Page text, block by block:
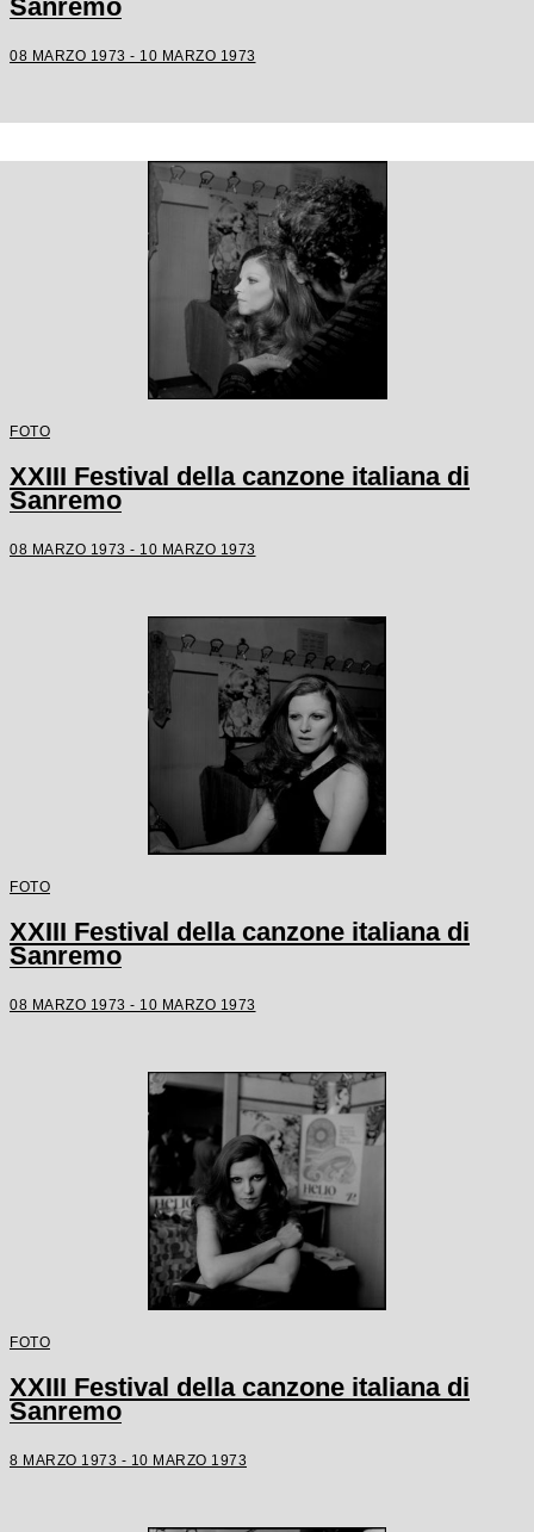
Sanremo
08 MARZO 1973 - 10 MARZO 1973
FOTO
XXIII Festival della canzone italiana di
Sanremo
08 MARZO 1973 - 10 MARZO 1973
FOTO
XXIII Festival della canzone italiana di
Sanremo
08 MARZO 1973 - 10 MARZO 1973
FOTO
XXIII Festival della canzone italiana di
Sanremo
8 MARZO 1973 - 10 MARZO 1973